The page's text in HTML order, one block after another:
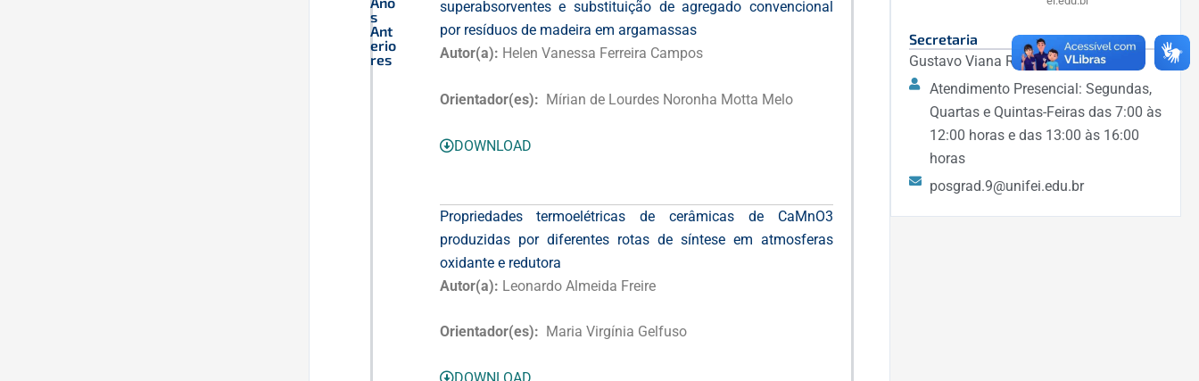
s
Ant
erio
res
superabsorventes e substituição de agregado convencional
por resíduos de madeira em argamassas
Autor(a): Helen Vanessa Ferreira Campos
Orientador(es): Mírian de Lourdes Noronha Motta Melo
DOWNLOAD
Propriedades termoelétricas de cerâmicas de CaMnO3
produzidas por diferentes rotas de síntese em atmosferas
oxidante e redutora
Autor(a): Leonardo Almeida Freire
Orientador(es): Maria Virgínia Gelfuso
Secretaria
Gustavo Viana Rosa
Atendimento Presencial: Segundas,
Quartas e Quintas-Feiras das 7:00 às
12:00 horas e das 13:00 às 16:00
horas
posgrad.9@unifei.edu.br